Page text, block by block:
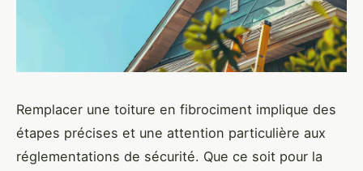
Remplacer une toiture en fibrociment implique des
étapes précises et une attention particulière aux
réglementations de sécurité. Que ce soit pour la